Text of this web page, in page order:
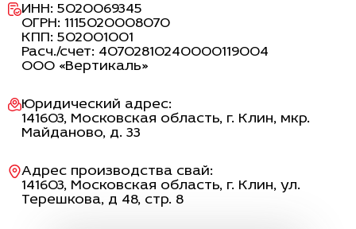
ИНН: 5020069345
ОГРН: 1115020008070
КПП: 502001001
Расч./счет: 40702810240000119004
ООО «Вертикаль»
Юридический адрес:
141603, Московская область, г. Клин, мкр.
Майданово, д. 33
Адрес производства свай:
141603, Московская область, г. Клин, ул.
Терешкова, д 48, стр. 8